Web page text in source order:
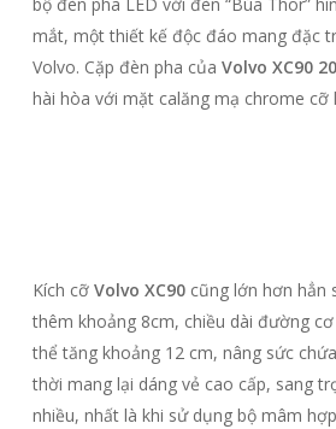
mắt, một thiết kế độc đáo mang đặc
Volvo. Cặp đèn pha của Volvo XC90
hài hòa với mặt calăng mạ chrome cỡ
Kích cỡ Volvo XC90cũng lớn hơn hẳn
thêm khoảng 8cm, chiều dài đường
thể tăng khoảng 12 cm, nâng sức
thời mang lại dáng vẻ cao cấp, sang
nhiều, nhất là khi sử dụng bộ mâm